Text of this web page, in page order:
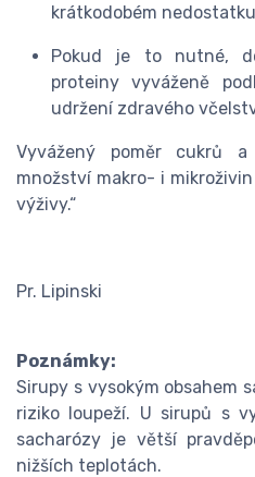
krátkodobém
Pokud je to nutné,
proteiny vyváženě
udržení zdravého
Vyvážený poměr cukrů
množství makro- i
výživy.“
Pr. Lipinski
Poznámky:
Sirupy s vysokým obsahem
riziko loupeží. U sirupů s
sacharózy je větší
nižších teplotách.